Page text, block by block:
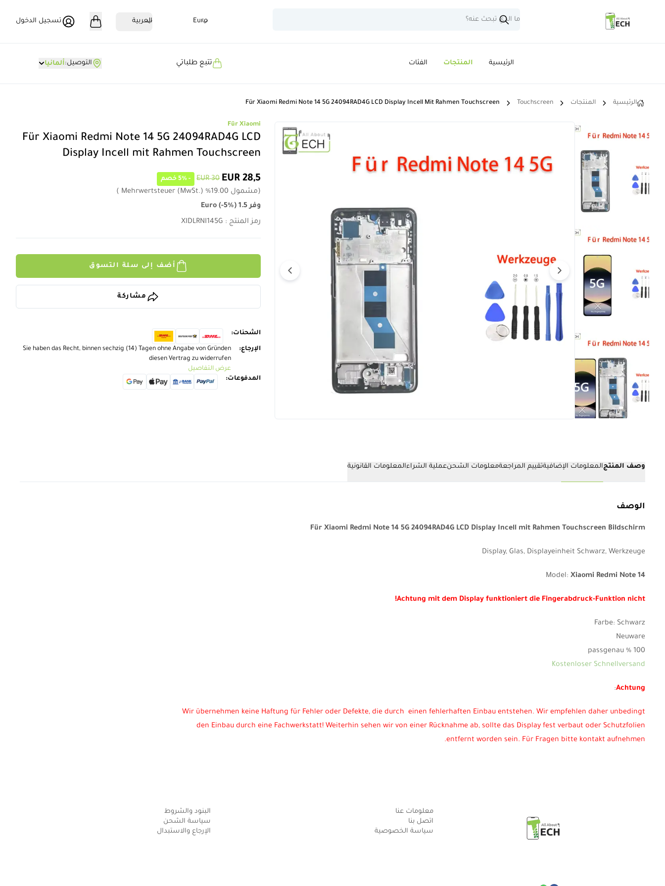
Euro العربية تسجيل الدخول
الرئيسية المنتجات الفئات تتبع طلباتي التوصيل:ألمانيا
الرئيسية المنتجات Touchscreen
Für Xiaomi Redmi Note 14 5G 24094RAD4G LCD Display Incell Mit Rahmen Touchscreen
Für Xiaomi
Für Xiaomi Redmi Note 14 5G 24094RAD4G LCD
Display Incell mit Rahmen Touchscreen
28,5 EUR
30 EUR
-
5% خصم
(مشمول 19.00
%
Mehrwertsteuer (MwSt.)
)
وفر 1.5
Euro (-5%)
رمز المنتج :
XIDLRNI145G
أضف إلى سلة التسوق
مشاركة
الشحنات:
الإرجاع:
Sie haben das Recht, binnen sechzig (14) Tagen ohne Angabe von Gründen
diesen Vertrag zu widerrufen
عرض التفاصيل
المدفوعات:
وصف المنتجالمعلومات الإضافيةتقييم المراجعةمعلومات الشحنعملية الشراءالمعلومات القانونية
الوصف
Für Xiaomi Redmi Note 14 5G 24094RAD4G LCD Display Incell mit Rahmen Touchscreen Bildschirm
Display, Glas, Displayeinheit Schwarz, Werkzeuge
Model: Xiaomi Redmi Note 14
Achtung mit dem Display funktioniert die Fingerabdruck-Funktion nicht!
Farbe: Schwarz
Neuware
100 % passgenau
Kostenloser Schnellversand
Achtung
:
Wir übernehmen keine Haftung für Fehler oder Defekte, die durch einen fehlerhaften Einbau entstehen. Wir empfehlen daher unbedingt
den Einbau durch eine Fachwerkstatt! Weiterhin sehen wir von einer Rücknahme ab, sollte das Display fest verbaut oder Schutzfolien
entfernt worden sein. Für Fragen bitte kontakt aufnehmen.
معلومات عنا
اتصل بنا
سياسة الخصوصية
البنود والشروط
سياسة الشحن
الإرجاع والاستبدال